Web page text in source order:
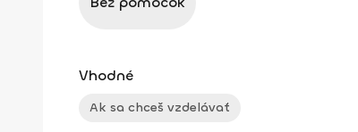
Vhodné
Ak sa chceš vzdelávať